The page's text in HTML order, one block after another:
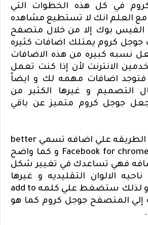
في كل هذه الخطوات التي
العلم انك لا تستطيع مشاهده
الفيس بوك إلا من خلال متصفح
جوجل كروم يمتلك اضافات كثيره
نسبه كبيره من هذه الاضافات
الانترنت لأن إذا كنت تعمل
فتوجد اضافات مهمه لك و ايضاً
التصميم و غيرها الكثير من
جوجل كروم متميز عن باقي
علي اضافه تسمي better
Facebook for و كما واضح
فهي تساعدك في تغيير شكل
الالوان التقليديه و غيرها
، و لذلك ستضغط علي كلمه add to
إلي المتصفح جوجل كروم كما هو